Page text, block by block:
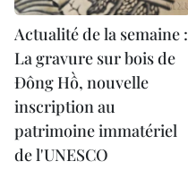
Actualité de la semaine :
La gravure sur bois de
Đông Hồ, nouvelle
inscription au
patrimoine immatériel
de l'UNESCO